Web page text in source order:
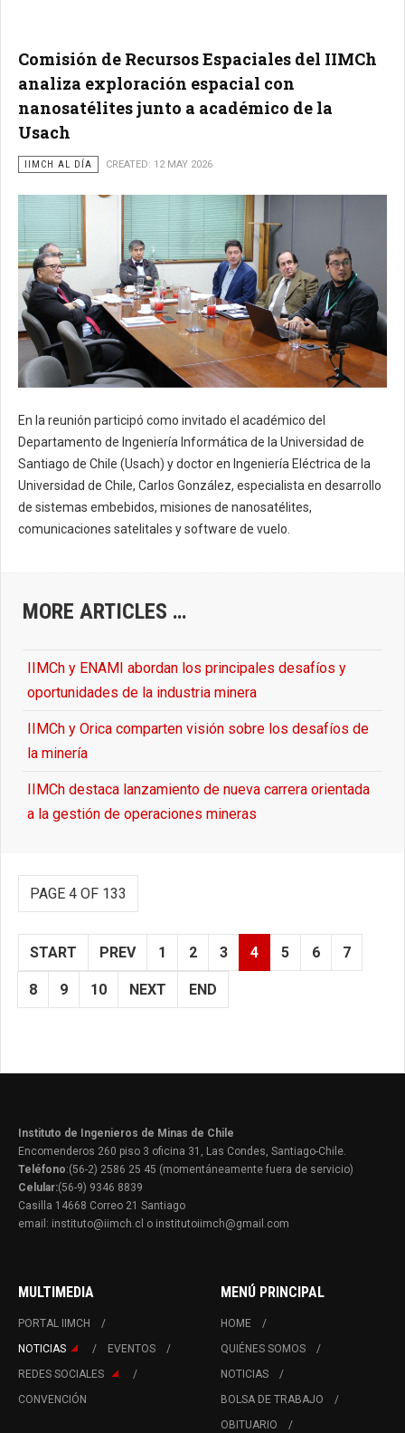
Comisión de Recursos Espaciales del IIMCh
analiza exploración espacial con
nanosatélites junto a académico de la
Usach
IIMCH AL DÍA CREATED: 12 MAY 2026
En la reunión participó como invitado el académico del
Departamento de Ingeniería Informática de la Universidad de
Santiago de Chile (Usach) y doctor en Ingeniería Eléctrica de la
Universidad de Chile, Carlos González, especialista en desarrollo
de sistemas embebidos, misiones de nanosatélites,
comunicaciones satelitales y software de vuelo.
MORE ARTICLES …
IIMCh y ENAMI abordan los principales desafíos y
oportunidades de la industria minera
IIMCh y Orica comparten visión sobre los desafíos de
la minería
IIMCh destaca lanzamiento de nueva carrera orientada
a la gestión de operaciones mineras
PAGE 4 OF 133
START PREV 1 2 3 4 5 6 7
8 9 10 NEXT END
Instituto de Ingenieros de Minas de Chile
Encomenderos 260 piso 3 oficina 31, Las Condes, Santiago-Chile.
Teléfono:(56-2) 2586 25 45 (momentáneamente fuera de servicio)
Celular:(56-9) 9346 8839
Casilla 14668 Correo 21 Santiago
email: instituto@iimch.cl o institutoiimch@gmail.com
MULTIMEDIA
PORTAL IIMCH
NOTICIAS
EVENTOS
REDES SOCIALES
CONVENCIÓN
MENÚ PRINCIPAL
HOME
QUIÉNES SOMOS
NOTICIAS
BOLSA DE TRABAJO
OBITUARIO